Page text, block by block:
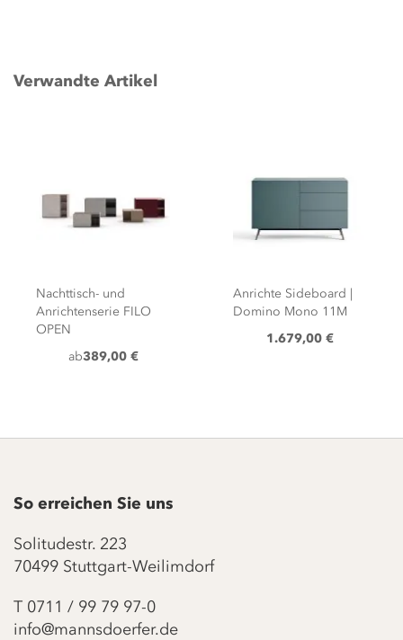
Verwandte Artikel
Nachttisch- und
Anrichtenserie FILO
OPEN
ab389,00 €
Anrichte Sideboard |
Domino Mono 11M
1.679,00 €
So erreichen Sie uns
Solitudestr. 223
70499 Stuttgart-Weilimdorf
T 0711 / 99 79 97-0
info@mannsdoerfer.de